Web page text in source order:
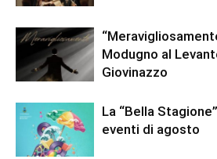
Modugno al
Giovinazzo
La “Bella
eventi di agosto